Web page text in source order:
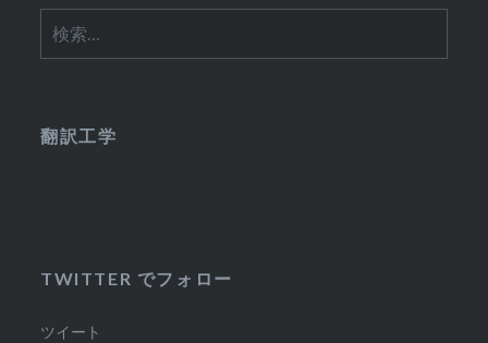
索:
翻訳工学
TWITTER でフォロー
ツイート